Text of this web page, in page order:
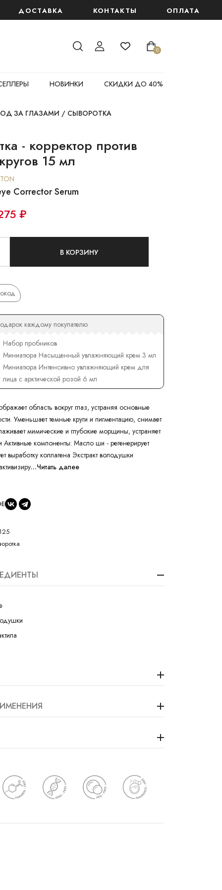
"Глобальный антивозрастной эффект" 6 мл
ДОСТАВКА КОНТАКТЫ ОПЛАТА
0
НОВИНКИ СКИДКИ ДО 40%
ЗА ГЛАЗАМИ / СЫВОРОТКА
- корректор против
15 мл
Corrector Serum
₽
В КОРЗИНУ
каждому покупателю
Набор пробников
Миниатюра Насыщенный увлажняющий крем 3 мл
Миниатюра Интенсивно увлажняющий крем для
лица с арктической розой 6 мл
область вокруг глаз, устраняя основные
Уменьшает темные круги и пигментацию, снимает
мимические и глубокие морщины, устраняет
Активные компоненты: Масло ши - регенерирует
выработку коллагена Экстракт володушки
...Читать далее